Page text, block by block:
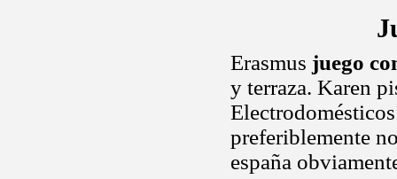
Erasmus juego
y terraza. Karen
preferiblemente
españa